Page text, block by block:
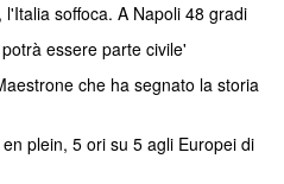
soffoca. A Napoli 48 gradi
essere parte civile'
che ha segnato la storia
plein, 5 ori su 5 agli Europei di